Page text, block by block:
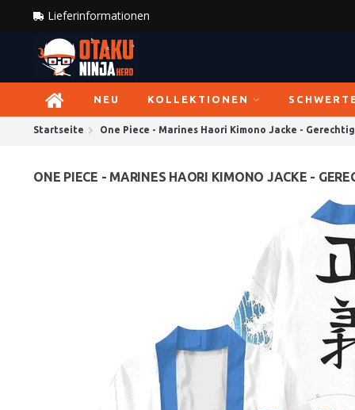
Lieferinformationen
NEU KOLLEKTIONEN
Startseite One Piece - Marines Haori Kimono Jacke -
ONE PIECE - MARINES HAORI KIMONO JACKE -